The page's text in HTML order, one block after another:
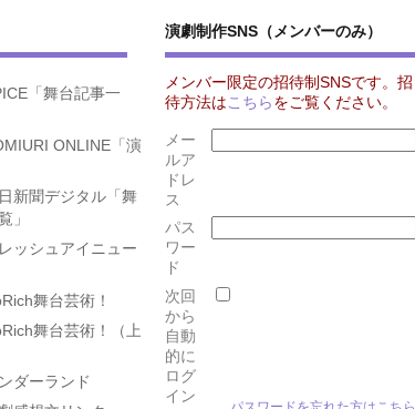
「舞台記事一
ONLINE「演
新聞デジタル「舞
」
ッシュアイニュー
舞台芸術！
舞台芸術！（上
ダーランド
演劇制作SNS（メンバーのみ）
メンバー限定の招待制SNSです。招
待方法は こちら をご覧ください。
メー
ルア
ドレ
ス
パス
ワー
ド
次回
から
自動
的に
ログ
イン